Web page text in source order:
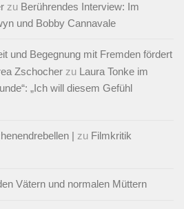
zu Berührendes Interview: Im
und Bobby Cannavale
und Begegnung mit Fremden fördert
Zschocher zu Laura Tonke im
„Ich will diesem Gefühl
| zu Filmkritik
Vätern und normalen Müttern